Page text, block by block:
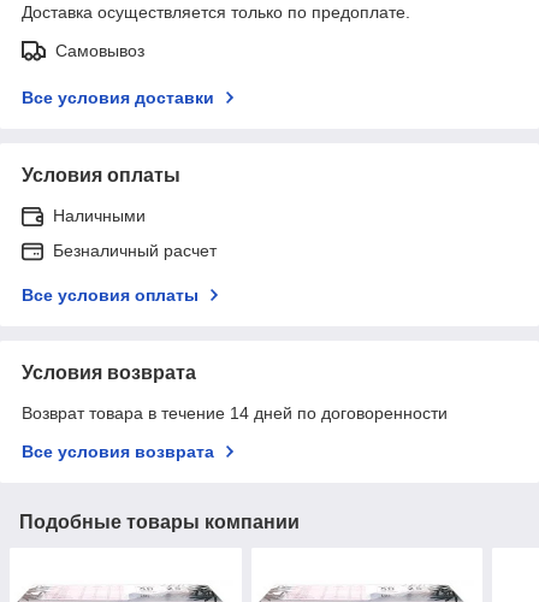
Доставка осуществляется только по предоплате.
Самовывоз
Все условия доставки
Условия оплаты
Наличными
Безналичный расчет
Все условия оплаты
Условия возврата
Возврат товара в течение 14 дней по договоренности
Все условия возврата
Подобные товары компании